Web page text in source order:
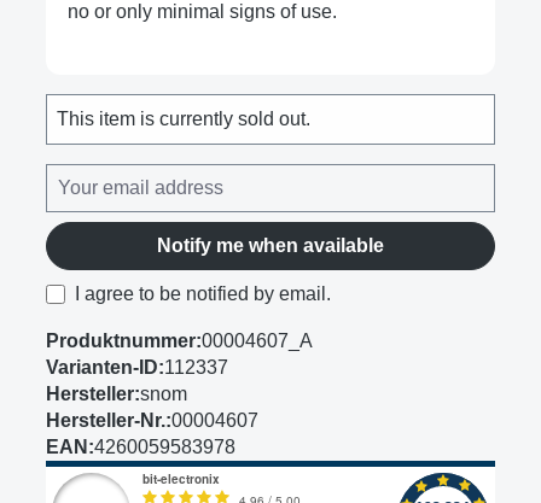
no or only minimal signs of use.
This item is currently sold out.
Notify me when available
I agree to be notified by email.
Produktnummer:00004607_A
Varianten-ID:112337
Hersteller:snom
Hersteller-Nr.:00004607
EAN:4260059583978